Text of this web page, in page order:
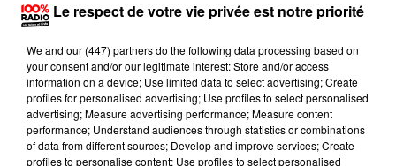
Le respect de votre vie privée est notre priorité
We and our (447) partnersdo the following data processing based on
your consent and/or our legitimate interest: Store and/or access
information on a device; Use limited data to select advertising; Create
profiles for personalised advertising; Use profiles to select personalised
advertising; Measure advertising performance; Measure content
performance; Understand audiences through statistics or combinations
of data from different sources; Develop and improve services; Create
profiles to personalise content; Use profiles to select personalised